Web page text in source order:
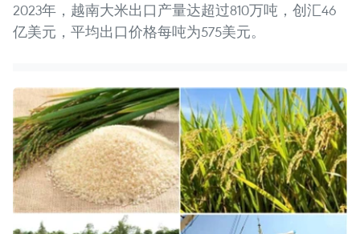
2023年，越南大米出口产量达超过810万吨，创汇46
亿美元，平均出口价格每吨为575美元。